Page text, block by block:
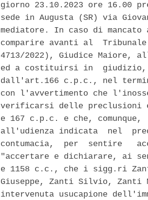
giorno 23.10.2023 ore 16.00
sede in Augusta (SR) via
mediatore. In caso di
comparire avanti al
4713/2022), Giudice Maiore,
ed a costituirsi in
dall'art.166 c.p.c., nel
con l'avvertimento che
verificarsi delle preclusioni
e 167 c.p.c. e che,
all'udienza indicata  nel
contumacia,  per  sentire
"accertare e dichiarare, ai
e 1158 c.c., che i sigg.ri
Giuseppe, Zanti Silvio,
intervenuta usucapione